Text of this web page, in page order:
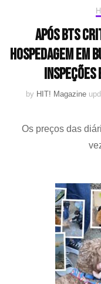
Após BTS
hospedagem em
by HIT! Magazine
Os preços das